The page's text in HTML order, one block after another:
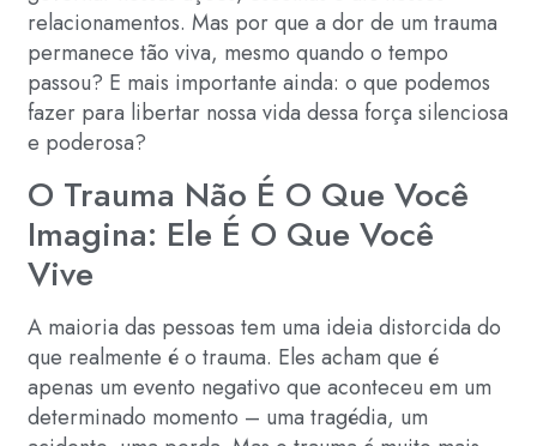
relacionamentos. Mas por que a dor de um trauma
permanece tão viva, mesmo quando o tempo
passou? E mais importante ainda: o que podemos
fazer para libertar nossa vida dessa força silenciosa
e poderosa?
O Trauma Não É O Que Você
Imagina: Ele É O Que Você
Vive
A maioria das pessoas tem uma ideia distorcida do
que realmente é o trauma. Eles acham que é
apenas um evento negativo que aconteceu em um
determinado momento – uma tragédia, um